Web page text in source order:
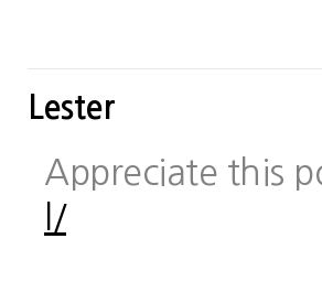
Lester
Appreciate this
l/